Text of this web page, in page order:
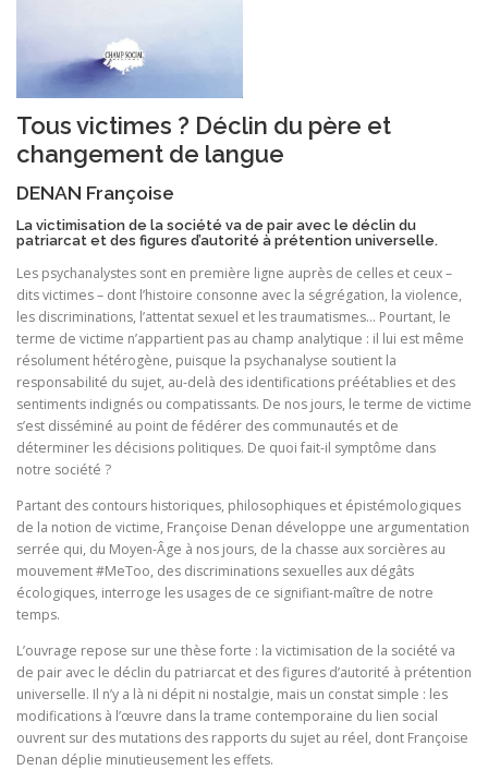
Tous victimes ? Déclin du père et
changement de langue
DENAN Françoise
La victimisation de la société va de pair avec le déclin du
patriarcat et des figures d’autorité à prétention universelle.
Les psychanalystes sont en première ligne auprès de celles et ceux –
dits victimes – dont l’histoire consonne avec la ségrégation, la violence,
les discriminations, l’attentat sexuel et les traumatismes… Pourtant, le
terme de victime n’appartient pas au champ analytique : il lui est même
résolument hétérogène, puisque la psychanalyse soutient la
responsabilité du sujet, au-delà des identifications préétablies et des
sentiments indignés ou compatissants. De nos jours, le terme de victime
s’est disséminé au point de fédérer des communautés et de
déterminer les décisions politiques. De quoi fait-il symptôme dans
notre société ?
Partant des contours historiques, philosophiques et épistémologiques
de la notion de victime, Françoise Denan développe une argumentation
serrée qui, du Moyen-Âge à nos jours, de la chasse aux sorcières au
mouvement #MeToo, des discriminations sexuelles aux dégâts
écologiques, interroge les usages de ce signifiant-maître de notre
temps.
L’ouvrage repose sur une thèse forte : la victimisation de la société va
de pair avec le déclin du patriarcat et des figures d’autorité à prétention
universelle. Il n’y a là ni dépit ni nostalgie, mais un constat simple : les
modifications à l’œuvre dans la trame contemporaine du lien social
ouvrent sur des mutations des rapports du sujet au réel, dont Françoise
Denan déplie minutieusement les effets.